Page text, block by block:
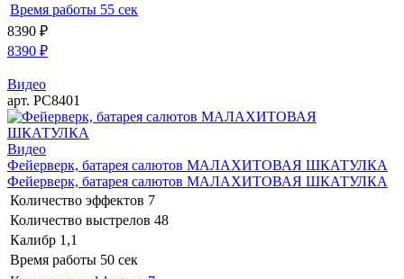
Время работы 55 сек
8390 ₽
8390 ₽
Видео
арт. РС8401
Видео
Фейерверк, батарея салютов МАЛАХИТОВАЯ ШКАТУЛКА
Фейерверк, батарея салютов МАЛАХИТОВАЯ ШКАТУЛКА
Количество эффектов 7
Количество выстрелов 48
Калибр 1,1
Время работы 50 сек